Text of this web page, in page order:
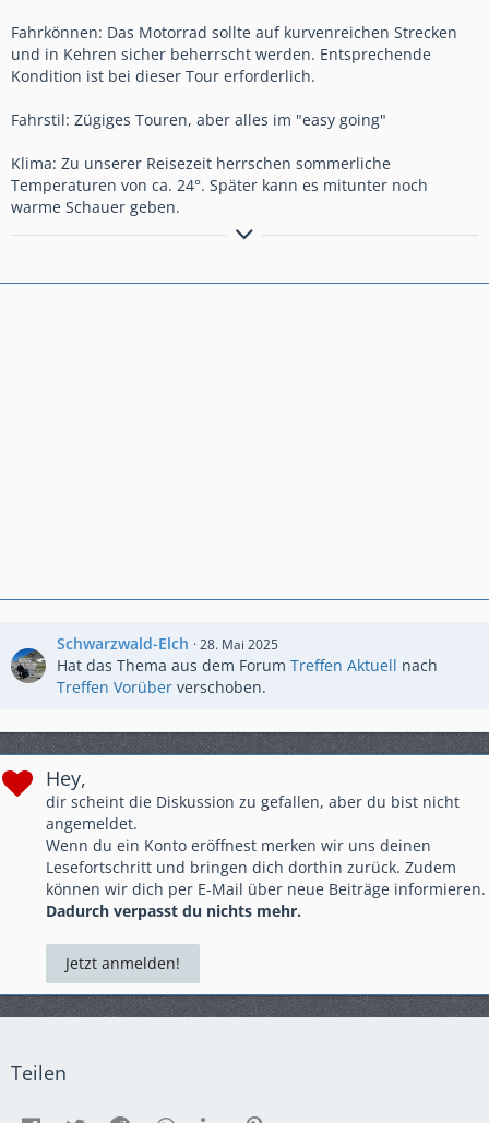
Fahrkönnen: Das Motorrad sollte auf kurvenreichen Strecken
und in Kehren sicher beherrscht werden. Entsprechende
Kondition ist bei dieser Tour erforderlich.
Fahrstil: Zügiges Touren, aber alles im "easy going"
Klima: Zu unserer Reisezeit herrschen sommerliche
Temperaturen von ca. 24°. Später kann es mitunter noch
warme Schauer geben.
Kurven sind die wohl erotischste Verbindung
Schwarzwald-Elch 28. Mai 2025
Hat das Thema aus dem Forum Treffen Aktuell nach
Treffen Vorüber verschoben.
Hey,
dir scheint die Diskussion zu gefallen, aber du bist nicht
angemeldet.
Wenn du ein Konto eröffnest merken wir uns deinen
Lesefortschritt und bringen dich dorthin zurück. Zudem
können wir dich per E-Mail über neue Beiträge informieren.
Dadurch verpasst du nichts mehr.
Jetzt anmelden!
Teilen